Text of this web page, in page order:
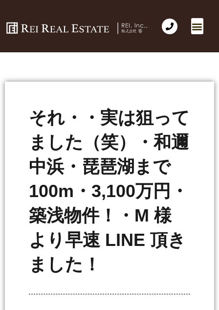
それ・・実は狙って
ました（笑）・和邇
中浜・琵琶湖まで
100m・3,100万円・
築浅物件！・M 様
より早速 LINE 頂き
ました！